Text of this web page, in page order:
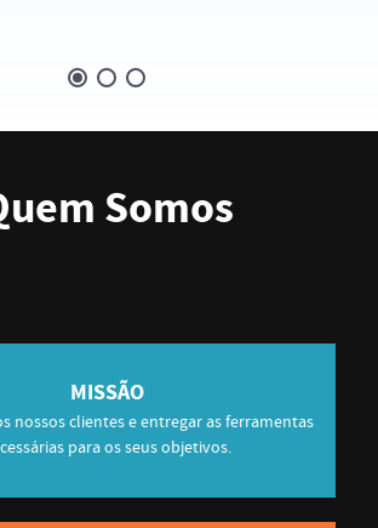
Somos
MISSÃO
nossos clientes e entregar as ferramentas
para os seus objetivos.